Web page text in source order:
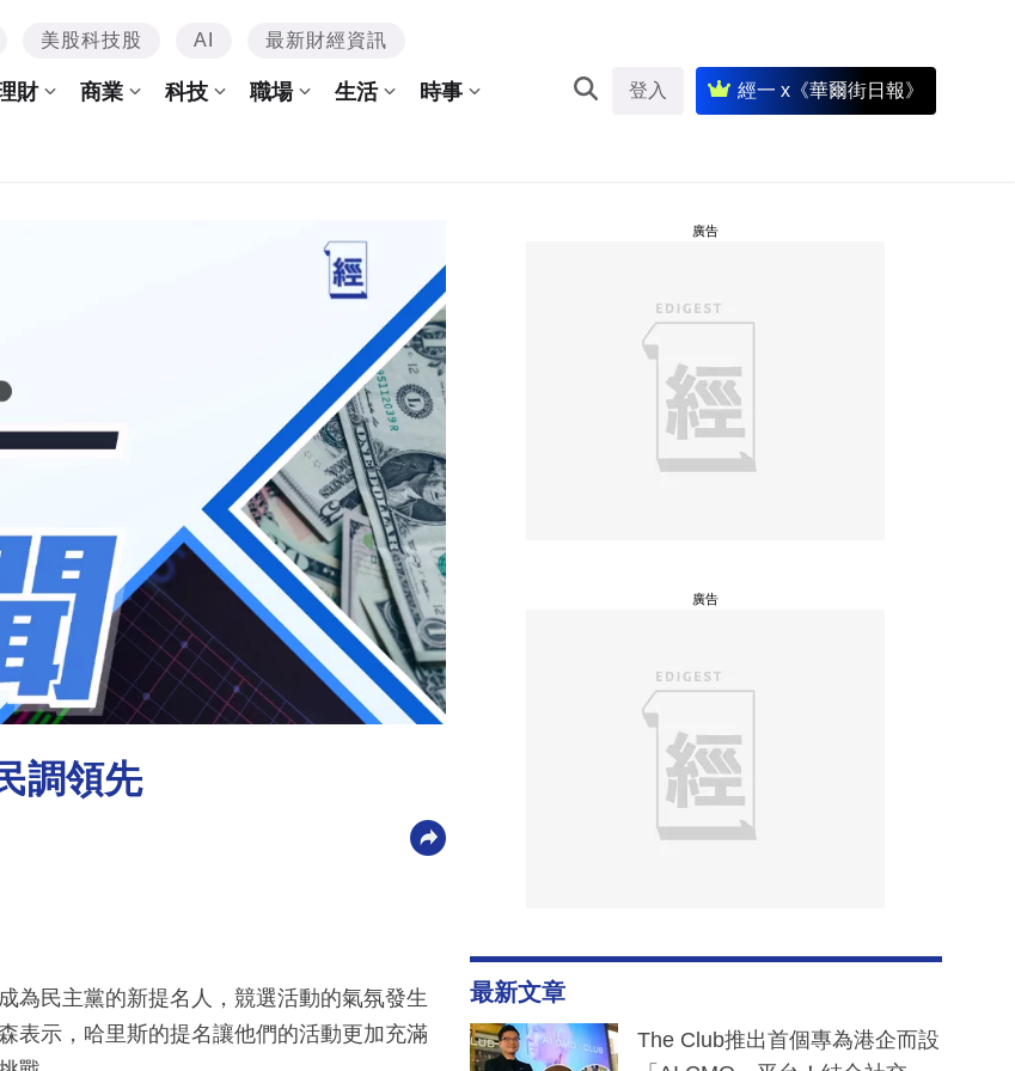
美股科技股 AI 最新財經資訊
財 商業 科技 職場 生活 時事 登入 經一 x《華爾街日報》
調領先
為民主黨的新提名人，競選活動的氣氛發生
表示，哈里斯的提名讓他們的活動更加充滿
廣告
廣告
最新文章
The Club推出首個專為港企而設